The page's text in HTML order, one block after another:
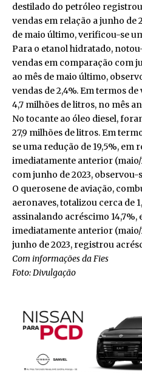
destilado do petróleo
vendas em relação a junho de
de maio último, verificou-se
Para o etanol hidratado,
vendas em comparação com
ao mês de maio último,
vendas de 2,4%. Em termos
4,7 milhões de litros, no mês
No tocante ao óleo diesel,
27,9 milhões de litros. Em
se uma redução de 19,5%, em
imediatamente anterior (maio/
com junho de 2023, observou-
O querosene de aviação,
aeronaves, totalizou cerca de
assinalando acréscimo 14,7%,
imediatamente anterior
junho de 2023, registrou
Com informações da Fies
Foto: Divulgação